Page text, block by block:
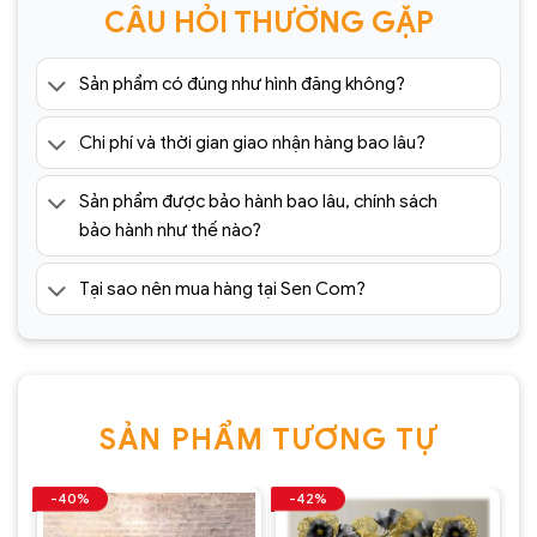
CÂU HỎI THƯỜNG GẶP
Sản phẩm có đúng như hình đăng không?
Chi phí và thời gian giao nhận hàng bao lâu?
Sản phẩm được bảo hành bao lâu, chính sách
bảo hành như thế nào?
Tại sao nên mua hàng tại Sen Com?
SẢN PHẨM TƯƠNG TỰ
-40% -42%